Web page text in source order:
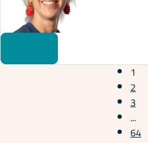
1
2
3
...
64